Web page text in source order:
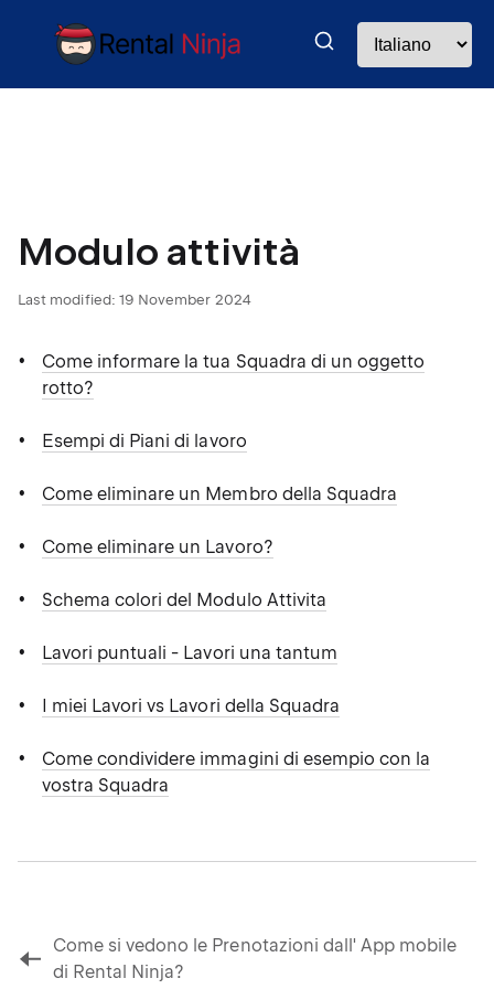
Modulo attività
Last modified: 19 November 2024
Come informare la tua Squadra di un oggetto
rotto?
Esempi di Piani di lavoro
Come eliminare un Membro della Squadra
Come eliminare un Lavoro?
Schema colori del Modulo Attivita
Lavori puntuali - Lavori una tantum
I miei Lavori vs Lavori della Squadra
Come condividere immagini di esempio con la
vostra Squadra
Come si vedono le Prenotazioni dall' App mobile
di Rental Ninja?